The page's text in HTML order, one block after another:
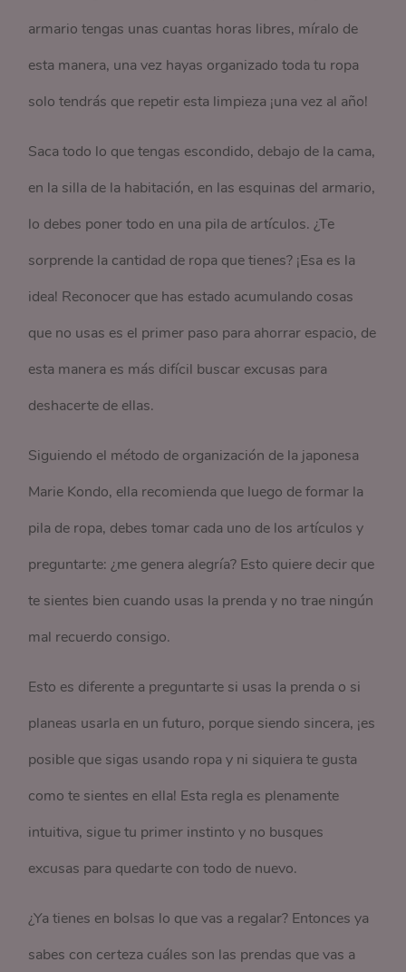
armario tengas unas cuantas horas libres, míralo de
esta manera, una vez hayas organizado toda tu ropa
solo tendrás que repetir esta limpieza ¡una vez al año!
Saca todo lo que tengas escondido, debajo de la cama,
en la silla de la habitación, en las esquinas del armario,
lo debes poner todo en una pila de artículos. ¿Te
sorprende la cantidad de ropa que tienes? ¡Esa es la
idea! Reconocer que has estado acumulando cosas
que no usas es el primer paso para ahorrar espacio, de
esta manera es más difícil buscar excusas para
deshacerte de ellas.
Siguiendo el método de organización de la japonesa
Marie Kondo, ella recomienda que luego de formar la
pila de ropa, debes tomar cada uno de los artículos y
preguntarte: ¿me genera alegría? Esto quiere decir que
te sientes bien cuando usas la prenda y no trae ningún
mal recuerdo consigo.
Esto es diferente a preguntarte si usas la prenda o si
planeas usarla en un futuro, porque siendo sincera, ¡es
posible que sigas usando ropa y ni siquiera te gusta
como te sientes en ella! Esta regla es plenamente
intuitiva, sigue tu primer instinto y no busques
excusas para quedarte con todo de nuevo.
¿Ya tienes en bolsas lo que vas a regalar? Entonces ya
sabes con certeza cuáles son las prendas que vas a